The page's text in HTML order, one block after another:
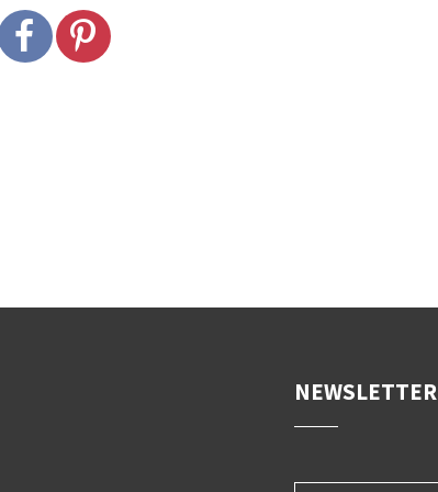
NEWSLETTER